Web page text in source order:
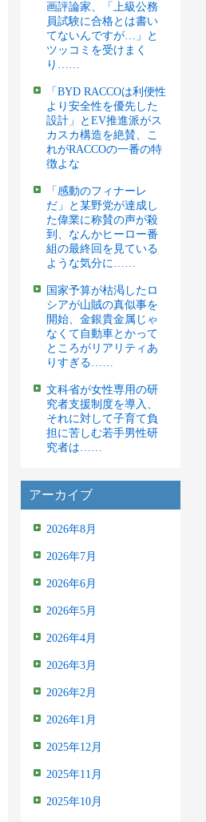
画評論家、「上級公務
員試験に合格とは書い
てないんですが…」と
ツッコミを受けまく
り……
「BYD RACCOは利便性
より安全性を優先した
設計」とEV推進派がス
カスカ構造を絶賛、こ
れがRACCOの一番の特
徴よな
「感動のフィナーレ
だ」と某野党が達成し
た偉業に称賛の声が殺
到、なんかヒーロー番
組の最終回を見ている
ような気分に……
国家予算が枯渇したロ
シアが山賊の真似事を
開始、金銀貴金属じゃ
なくて自動車とかって
ところがリアリティあ
りすぎる……
文科省が女性専用の研
究者支援制度を導入、
それに対して子育て負
担に苦しむ若手男性研
究者は……
アーカイブ
2026年8月
2026年7月
2026年6月
2026年5月
2026年4月
2026年3月
2026年2月
2026年1月
2025年12月
2025年11月
2025年10月